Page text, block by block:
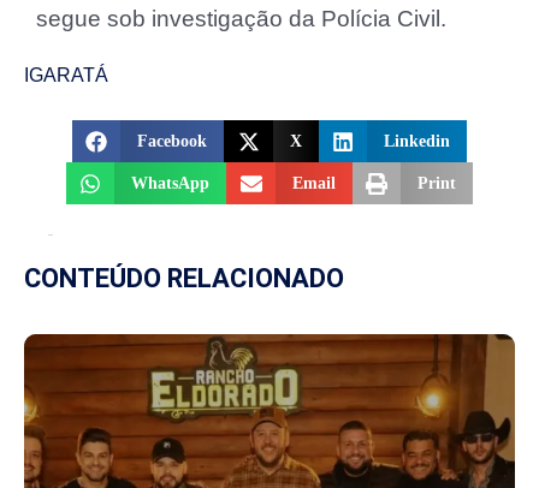
segue sob investigação da Polícia Civil.
IGARATÁ
Facebook X Linkedin
WhatsApp Email Print
CONTEÚDO RELACIONADO